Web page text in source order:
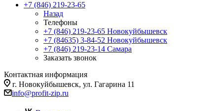
+7 (846) 219-23-65
Назад
Телефоны
+7 (846) 219-23-65 Новокуйбышевск
+7 (84635) 3-84-52 Новокуйбышевск
+7 (846) 219-23-14 Самара
Заказать звонок
Контактная информация
г. Новокуйбышевск, ул. Гагарина 11
info@profit-zip.ru